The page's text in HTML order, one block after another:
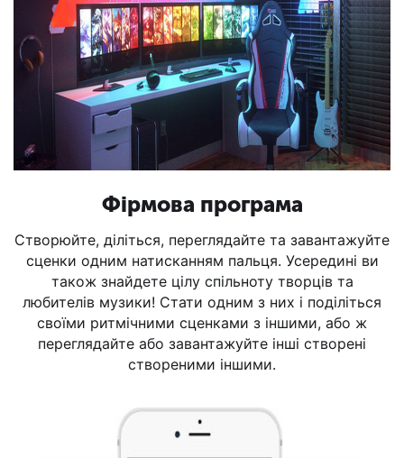
Фірмова програма
Створюйте, діліться, переглядайте та завантажуйте
сценки одним натисканням пальця. Усередині ви
також знайдете цілу спільноту творців та
любителів музики! Стати одним з них і поділіться
своїми ритмічними сценками з іншими, або ж
переглядайте або завантажуйте інші створені
створеними іншими.